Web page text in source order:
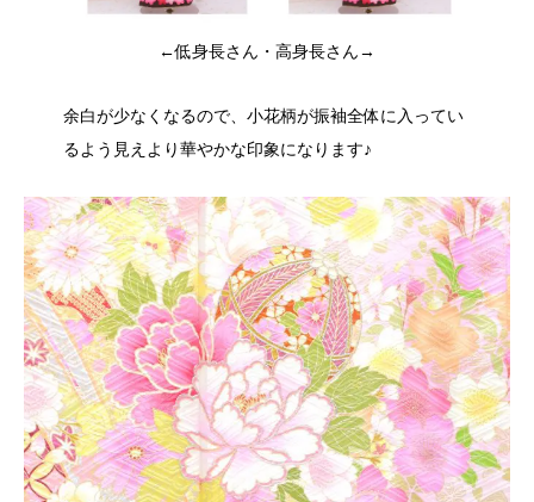
←低身長さん・高身長さん→
余白が少なくなるので、小花柄が振袖全体に入ってい
るよう見えより華やかな印象になります♪